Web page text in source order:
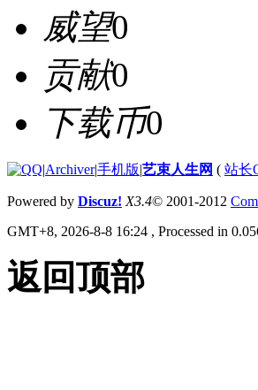
威望0
贡献0
下载币0
|Archiver|手机版|艺束人生网 ( 站长
Powered by Discuz! X3.4© 2001-2012
GMT+8, 2026-8-8 16:24 , Processed in
返回顶部